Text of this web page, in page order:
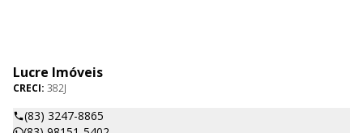
Lucre Imóveis
CRECI: 382J
(83) 3247-8865